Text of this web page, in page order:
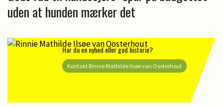
uden at hunden mærker det
Har du en nyhed eller god historie?
Kontakt Rinnie Mathilde Ilsøe van Oosterhout